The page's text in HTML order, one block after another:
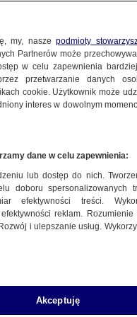
jak dostał rolę
my, naszepodmioty
Partnerów może
w celu zapewnienia
przetwarzanie danych
cookie. Użytkownik może
interes w dowolnym
dane w celu zapewnienia:
lub dostęp do nich.
doboru spersonalizowanych
efektywności treści.
reklam.
i ulepszanie usług.
Akceptuję